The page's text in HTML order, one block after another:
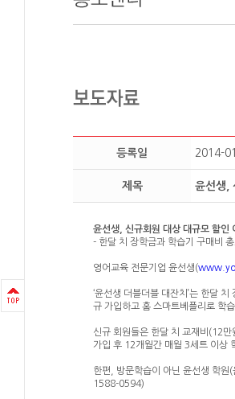
등록일 2014-
제목 윤선생,
윤선생, 신규회원 대상 대규모 할인
- 한달 치 장학금과 학습기 구매비
영어교육 전문기업 윤선생(
‘윤선생 더블더블 대잔치’는 한달
규 가입하고 홈 스마트베플리로 학
신규 회원들은 한달 치 교재비(12
가입 후 12개월간 매월 3세트 이상
한편, 방문학습이 아닌 윤선생 학원
1588-0594)